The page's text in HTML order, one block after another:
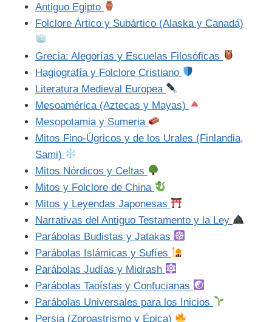
Antiguo Egipto
Folclore Ártico y Subártico (Alaska y Canadá)
Grecia: Alegorías y Escuelas Filosóficas
Hagiografía y Folclore Cristiano
Literatura Medieval Europea
Mesoamérica (Aztecas y Mayas)
Mesopotamia y Sumeria
Mitos Fino-Úgricos y de los Urales (Finlandia,
Sami)
Mitos Nórdicos y Celtas
Mitos y Folclore de China
Mitos y Leyendas Japonesas
Narrativas del Antiguo Testamento y la Ley
Parábolas Budistas y Jatakas
Parábolas Islámicas y Sufíes
Parábolas Judías y Midrash
Parábolas Taoístas y Confucianas
Parábolas Universales para los Inicios
Persia (Zoroastrismo y Épica)